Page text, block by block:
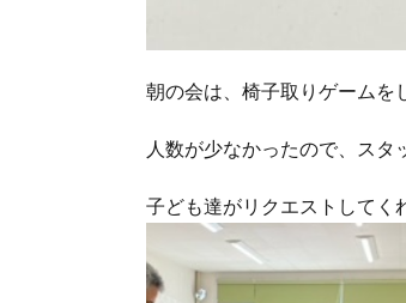
朝の会は、椅子取りゲームを
人数が少なかったので、スタ
子ども達がリクエストしてく